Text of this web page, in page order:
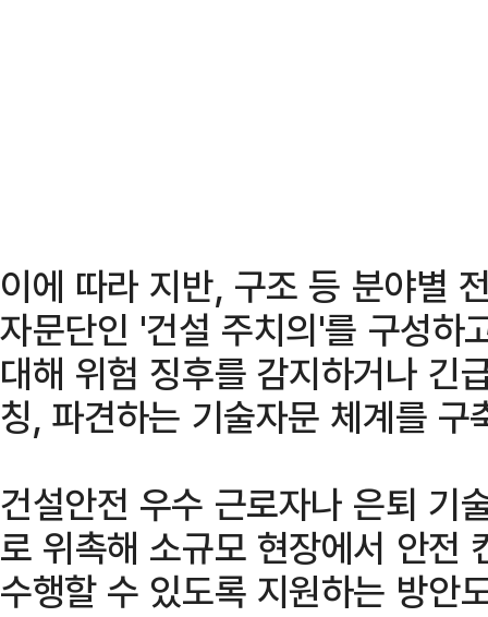
이에 따라 지반, 구조 등 분야별
자문단인 '건설 주치의'를 구성하
대해 위험 징후를 감지하거나 긴
칭, 파견하는 기술자문 체계를 구
건설안전 우수 근로자나 은퇴 기
로 위촉해 소규모 현장에서 안전
수행할 수 있도록 지원하는 방안